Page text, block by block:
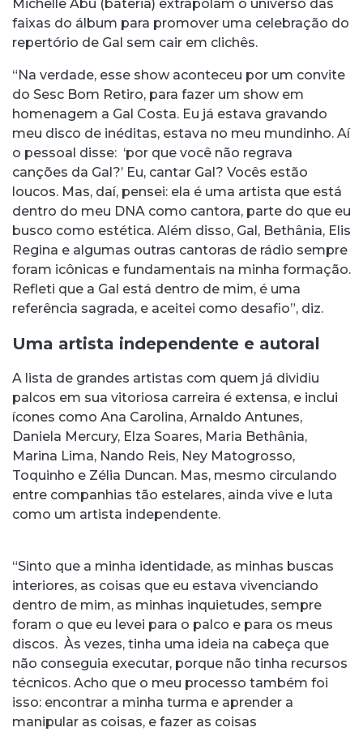
Michelle Abu (bateria) extrapolam o universo das
faixas do álbum para promover uma celebração do
repertório de Gal sem cair em clichês.
“Na verdade, esse show aconteceu por um convite
do Sesc Bom Retiro, para fazer um show em
homenagem a Gal Costa. Eu já estava gravando
meu disco de inéditas, estava no meu mundinho. Aí
o pessoal disse: ‘por que você não regrava
canções da Gal?’ Eu, cantar Gal? Vocês estão
loucos. Mas, daí, pensei: ela é uma artista que está
dentro do meu DNA como cantora, parte do que eu
busco como estética. Além disso, Gal, Bethânia, Elis
Regina e algumas outras cantoras de rádio sempre
foram icônicas e fundamentais na minha formação.
Refleti que a Gal está dentro de mim, é uma
referência sagrada, e aceitei como desafio”, diz.
Uma artista independente e autoral
A lista de grandes artistas com quem já dividiu
palcos em sua vitoriosa carreira é extensa, e inclui
ícones como Ana Carolina, Arnaldo Antunes,
Daniela Mercury, Elza Soares, Maria Bethânia,
Marina Lima, Nando Reis, Ney Matogrosso,
Toquinho e Zélia Duncan. Mas, mesmo circulando
entre companhias tão estelares, ainda vive e luta
como um artista independente.
“Sinto que a minha identidade, as minhas buscas
interiores, as coisas que eu estava vivenciando
dentro de mim, as minhas inquietudes, sempre
foram o que eu levei para o palco e para os meus
discos. Às vezes, tinha uma ideia na cabeça que
não conseguia executar, porque não tinha recursos
técnicos. Acho que o meu processo também foi
isso: encontrar a minha turma e aprender a
manipular as coisas, e fazer as coisas